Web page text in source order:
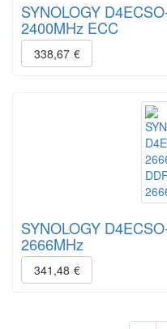
SYNOLOGY
2400MHz ECC
338,67 €
SYNOLOGY
2666MHz
341,48 €